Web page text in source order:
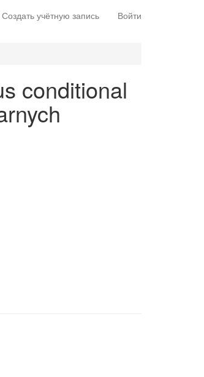
Создать учётную запись Войти
conditional